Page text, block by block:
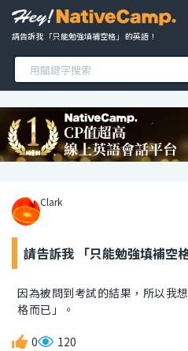
請告訴我 「只能勉強填補空格」 的英語！
Clark
請告訴我 「只能勉強填補空
因為被問到考試的結果，所以我
格而已」。
0 120